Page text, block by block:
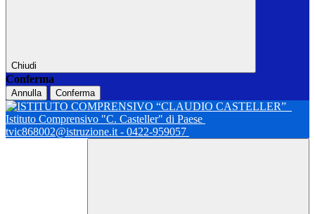
Chiudi
Conferma
Annulla Conferma
Istituto Comprensivo "C. Casteller" di Paese
tvic868002@istruzione.it - 0422-959057